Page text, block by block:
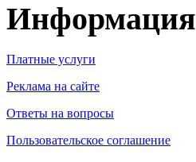
Информация
Платные услуги
Реклама на сайте
Ответы на вопросы
Пользовательское соглашение